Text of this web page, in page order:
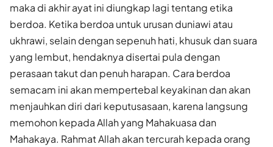
maka di akhir ayat ini diungkap lagi tentang etika
berdoa. Ketika berdoa untuk urusan duniawi atau
ukhrawi, selain dengan sepenuh hati, khusuk dan suara
yang lembut, hendaknya disertai pula dengan
perasaan takut dan penuh harapan. Cara berdoa
semacam ini akan mempertebal keyakinan dan akan
menjauhkan diri dari keputusasaan, karena langsung
memohon kepada Allah yang Mahakuasa dan
Mahakaya. Rahmat Allah akan tercurah kepada orang